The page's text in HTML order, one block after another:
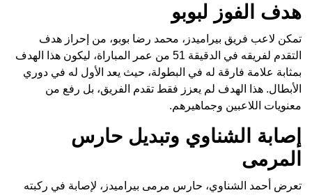
هدف الفوز لبوبو
تمكن لاعب فريق بيراميدز، محمد رضا بوبو، من إحراز هدف
التقدم لفريقه في الدقيقة 51 من عمر المباراة، ليكون هذا الهدف
بمثابة علامة فارقة له في البطولة، حيث يعد الأول له في دوري
الأبطال. هذا الهدف لم يعزز فقط تقدم الفريق، بل رفع من
معنويات اللاعبين وجماهيرهم.
إصابة الشناوي وتبديل حارس
المرمى
تعرض أحمد الشناوي، حارس مرمى بيراميدز، لإصابة في ركبته